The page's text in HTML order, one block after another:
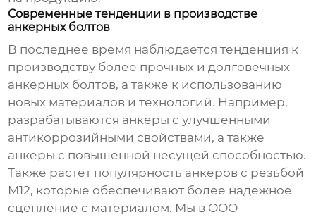
Современные тенденции в производстве
анкерных болтов
В последнее время наблюдается тенденция к
производству более прочных и долговечных
анкерных болтов, а также к использованию
новых материалов и технологий. Например,
разрабатываются анкеры с улучшенными
антикоррозийными свойствами, а также
анкеры с повышенной несущей способностью.
Также растет популярность анкеров с резьбой
М12, которые обеспечивают более надежное
сцепление с материалом. Мы в ООО